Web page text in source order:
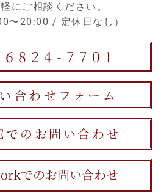
にご相談ください。
〜20:00 / 定休日なし）
7701
合わせフォーム
のお問い合わせ
でのお問い合わせ